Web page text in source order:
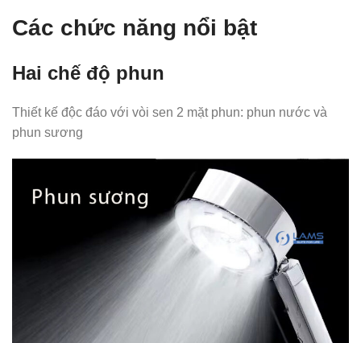
Các chức năng nổi bật
Hai chế độ phun
Thiết kế độc đáo với vòi sen 2 mặt phun: phun nước và
phun sương